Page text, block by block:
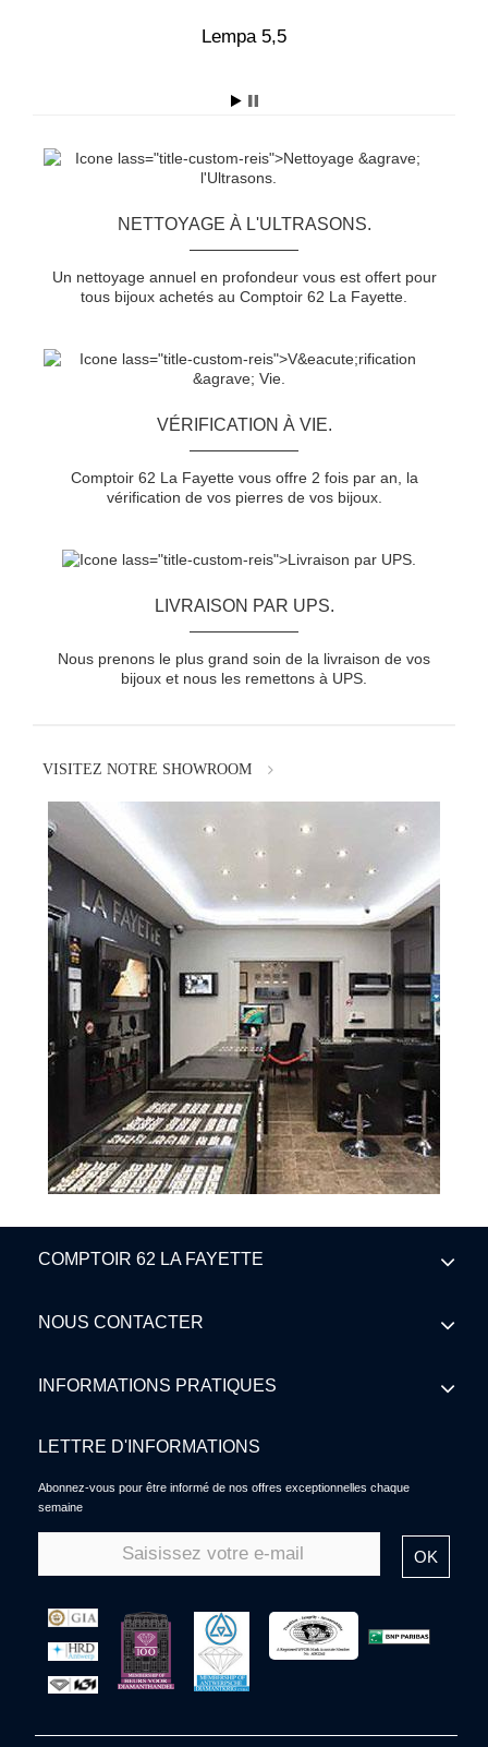
Lempa 5,5
NETTOYAGE À L'ULTRASONS.
Un nettoyage annuel en profondeur vous est offert pour
tous bijoux achetés au Comptoir 62 La Fayette.
VÉRIFICATION À VIE.
Comptoir 62 La Fayette vous offre 2 fois par an, la
vérification de vos pierres de vos bijoux.
LIVRAISON PAR UPS.
Nous prenons le plus grand soin de la livraison de vos
bijoux et nous les remettons à UPS.
VISITEZ NOTRE SHOWROOM
COMPTOIR 62 LA FAYETTE
NOUS CONTACTER
INFORMATIONS PRATIQUES
LETTRE D'INFORMATIONS
Abonnez-vous pour être informé de nos offres exceptionnelles chaque
semaine
OK